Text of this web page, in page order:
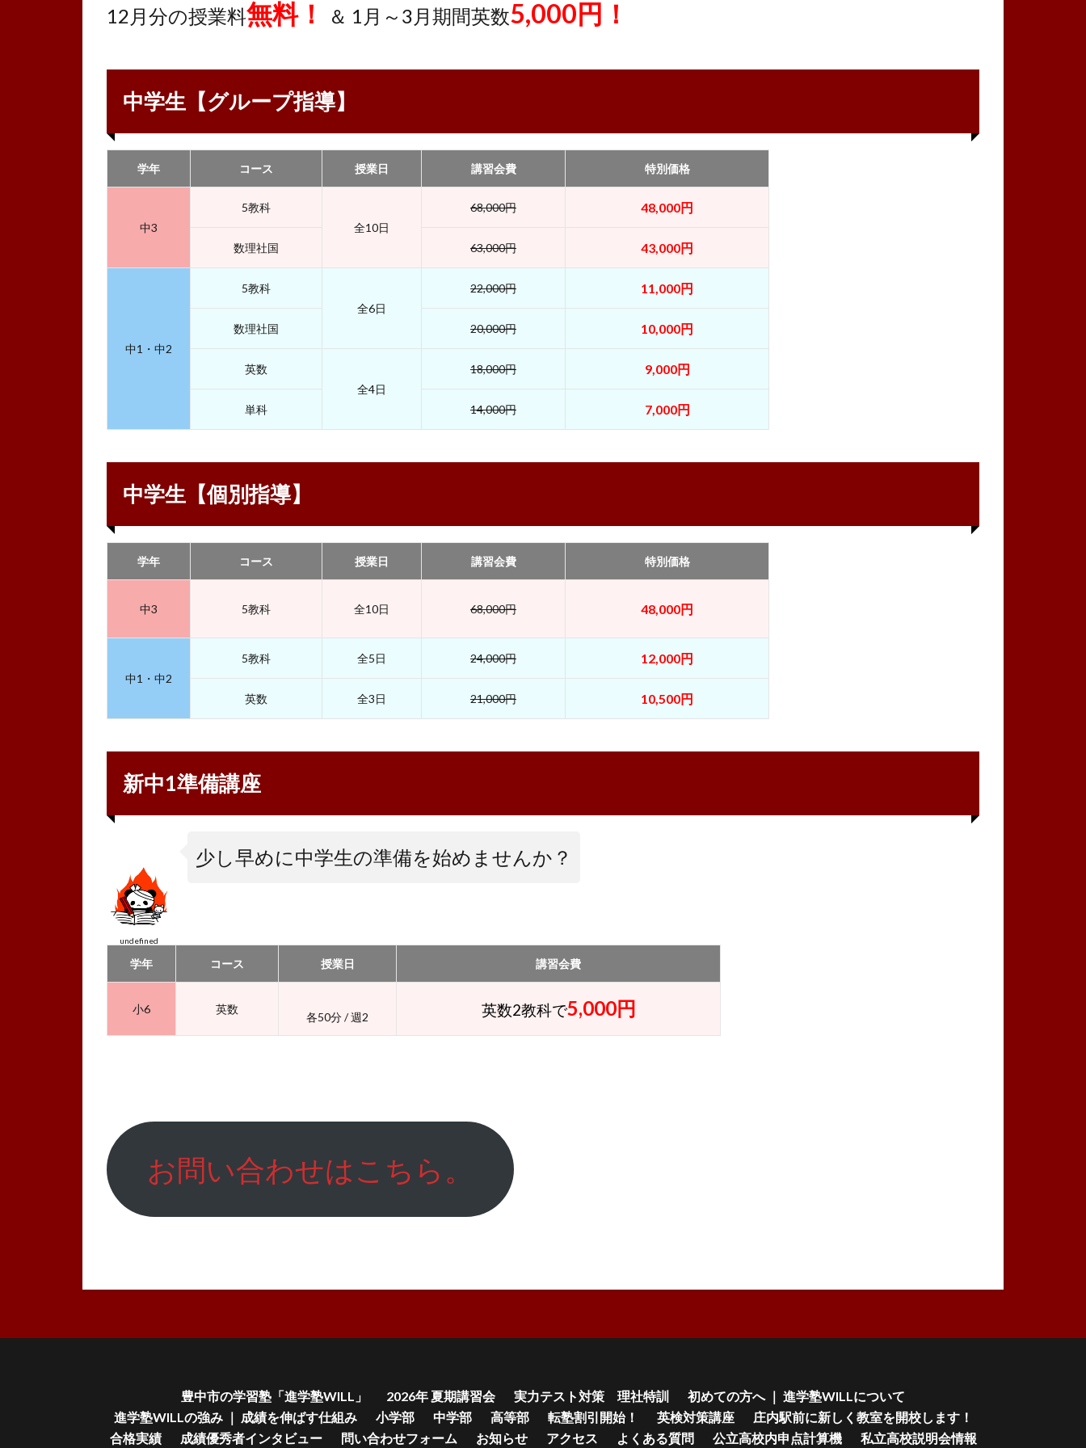
12月分の授業料無料！ ＆ 1月～3月期間英数5,000円！
中学生【グループ指導】
学年 コース 授業日 講習会費 特別価格
中3
5教科
全10日
68,000円 48,000円
数理社国 63,000円 43,000円
中1・中2
5教科
全6日
22,000円 11,000円
数理社国 20,000円 10,000円
英数
全4日
18,000円 9,000円
単科 14,000円 7,000円
中学生【個別指導】
学年 コース 授業日 講習会費 特別価格
中3 5教科 全10日 68,000円 48,000円
中1・中2
5教科 全5日 24,000円 12,000円
英数 全3日 21,000円 10,500円
新中1準備講座
undefined
少し早めに中学生の準備を始めませんか？
学年 コース 授業日 講習会費
小6 英数
各50分 / 週2 英数2教科で5,000円
お問い合わせはこちら。
豊中市の学習塾「進学塾WILL」 2026年 夏期講習会 実力テスト対策 理社特訓
初めての方へ ｜ 進学塾WILLについて
進学塾WILLの強み ｜ 成績を伸ばす仕組み
小学部 中学部 高等部 転塾割引開始！ 英検対策講座
庄内駅前に新しく教室を開校します！
合格実績
成績優秀者インタビュー 問い合わせフォーム お知らせ アクセス よくある質問 公立高校内申点計算機 私立高校説明会情報